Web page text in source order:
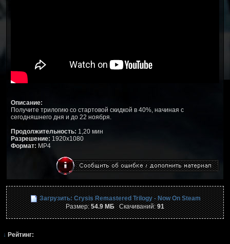
Описание:
Получите трилогию со стартовой скидкой в 40%, начиная с
сегодняшнего дня и до 22 ноября.
Продолжительность: 1,20 мин
Разрешение: 1920x1080
Формат: MP4
Загрузить: Crysis Remastered Trilogy - Now On Steam
Размер:54.9 МБСкачиваний:91
↓ Рейтинг: